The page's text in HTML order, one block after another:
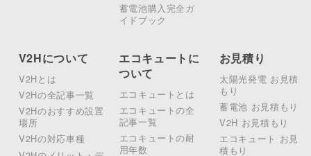
蓄電池購入完全ガ
イドブック
V2Hについて
V2Hとは
V2Hの全記事一覧
V2Hのおすすめ設置
場所
V2Hの対応車種
エコキュートに
ついて
エコキュートとは
エコキュートの全
記事一覧
エコキュートの耐
用年数
お見積り
太陽光発電 お見積
もり
蓄電池 お見積もり
V2H お見積もり
エコキュート お見
積もり